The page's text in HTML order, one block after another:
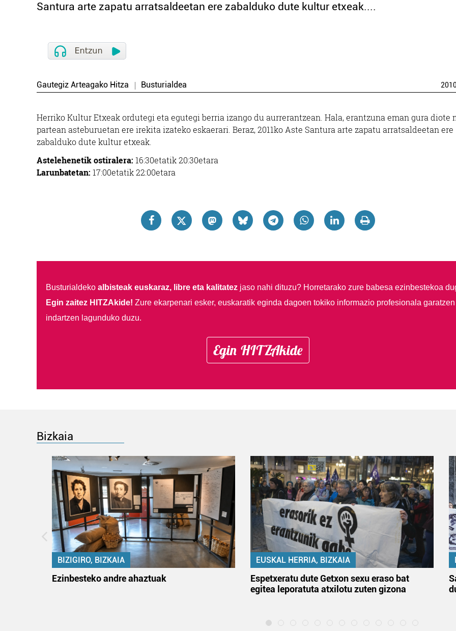
Santura arte zapatu arratsaldeetan ere zabalduko dute kultur etxeak....
Gautegiz Arteagako Hitza Busturialdea
Herriko Kultur Etxeak ordutegi eta egutegi berria izango du aurrerantzean. Hala, erantzuna eman gura diote
partean asteburuetan ere irekita izateko eskaerari. Beraz, 2011ko Aste Santura arte zapatu arratsaldeetan ere
zabalduko dute kultur etxeak.
Astelehenetik ostiralera: 16:30etatik 20:30etara
Larunbatetan: 17:00etatik 22:00etara
Busturialdeko albisteak euskaraz, libre eta kalitatezjaso nahi dituzu? Horretarako zure babesa ezinbestekoa
Egin zaitez HITZAkide! Zure ekarpenari esker, euskaratik eginda dagoen tokiko informazio profesionala garatzen
indartzen lagunduko duzu.
Egin HITZAkide
Bizkaia
BIZIGIRO, BIZKAIA
Ezinbesteko andre ahaztuak
EUSKAL HERRIA, BIZKAIA
Espetxeratu dute Getxon sexu eraso bat
egitea leporatuta atxilotu zuten gizona